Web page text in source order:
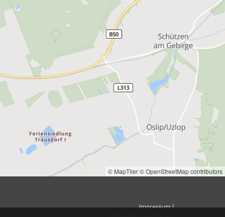
© MapTiler© OpenStreetMap contributors
Impressum|